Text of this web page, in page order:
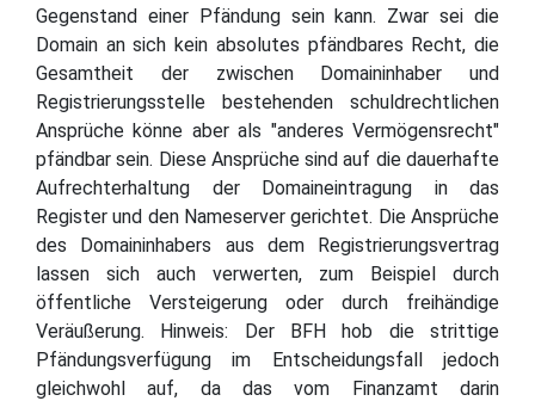
Gegenstand einer Pfändung sein kann. Zwar sei die
Domain an sich kein absolutes pfändbares Recht, die
Gesamtheit der zwischen Domaininhaber und
Registrierungsstelle bestehenden schuldrechtlichen
Ansprüche könne aber als "anderes Vermögensrecht"
pfändbar sein. Diese Ansprüche sind auf die dauerhafte
Aufrechterhaltung der Domaineintragung in das
Register und den Nameserver gerichtet. Die Ansprüche
des Domaininhabers aus dem Registrierungsvertrag
lassen sich auch verwerten, zum Beispiel durch
öffentliche Versteigerung oder durch freihändige
Veräußerung. Hinweis: Der BFH hob die strittige
Pfändungsverfügung im Entscheidungsfall jedoch
gleichwohl auf, da das vom Finanzamt darin